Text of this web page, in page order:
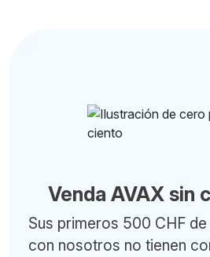
Venda AVAX sin
Sus primeros 500 CHF
con nosotros no tienen